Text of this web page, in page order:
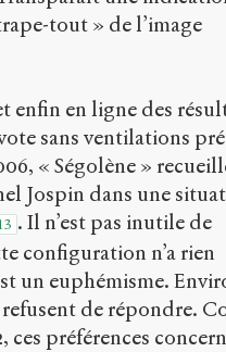
tout » de l’image
enfin en ligne des
sans ventilations
« Ségolène »
Jospin dans une
. Il n’est pas inutile de
configuration n’a rien
un euphémisme.
refusent de répondre.
ces préférences